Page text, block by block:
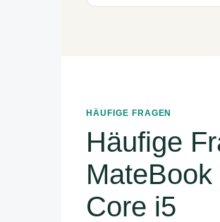
HÄUFIGE FRAGEN
Häufige
Core i5